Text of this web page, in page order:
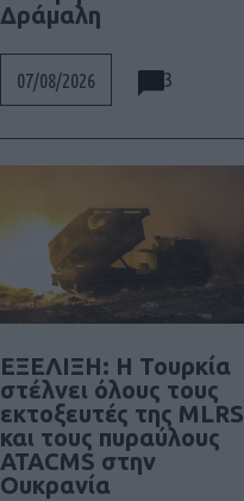
Δράμαλη
07/08/2026 3
ΕΞΕΛΙΞΗ: H Τουρκία
στέλνει όλους τους
εκτοξευτές της MLRS
και τους πυραύλους
ATACMS στην
Ουκρανία